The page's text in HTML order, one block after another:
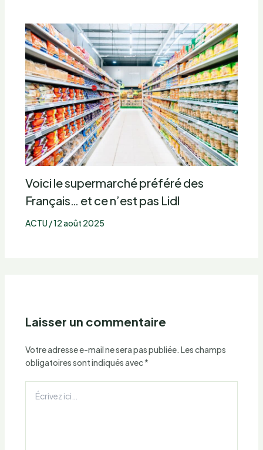
Voici le supermarché préféré des
Français… et ce n’est pas Lidl
ACTU /12 août 2025
Laisser un commentaire
Votre adresse e-mail ne sera pas publiée. Les champs
obligatoires sont indiqués avec*
ici…